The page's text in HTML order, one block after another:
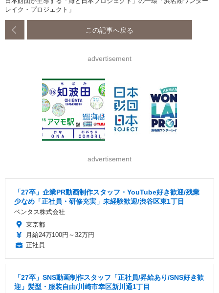
レイク・プロジェクト」
この記事へ戻る
advertisement
advertisement
「27卒」企業PR動画制作スタッフ・YouTube好き歓迎/残業
少なめ「正社員・研修充実」未経験歓迎/渋谷区東1丁目
ベンタス株式会社
東京都
月給24万100円～32万円
正社員
「27卒」SNS動画制作スタッフ「正社員/昇給あり/SNS好き歓
迎」髪型・服装自由/川崎市幸区新川通1丁目